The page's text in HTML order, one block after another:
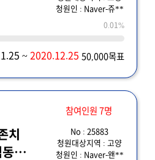
청원인 : Naver-쥬**
0.01%
~2020.12.25 50,000목표
참여인원 7명
치
동
No : 25883
청원대상지역 : 고양
청원인 : Naver-왠**